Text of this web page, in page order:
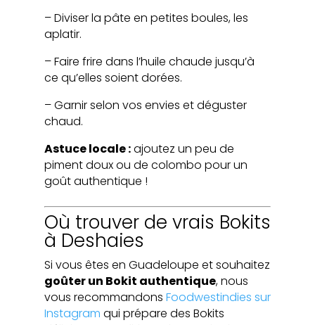
– Diviser la pâte en petites boules, les
aplatir.
– Faire frire dans l’huile chaude jusqu’à
ce qu’elles soient dorées.
– Garnir selon vos envies et déguster
chaud.
Astuce locale :ajoutez un peu de
piment doux ou de colombo pour un
goût authentique !
Où trouver de vrais Bokits
à Deshaies
Si vous êtes en Guadeloupe et souhaitez
goûter un Bokit authentique, nous
vous recommandons Foodwestindies sur
Instagram qui prépare des Bokits